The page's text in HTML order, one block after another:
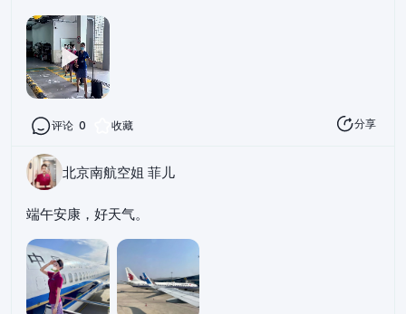
评论 0 收藏 分享
北京南航空姐 菲儿
端午安康，好天气。